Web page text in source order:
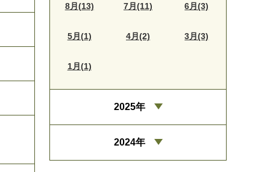
8月(13) 7月(11) 6月(3)
5月(1) 4月(2) 3月(3)
1月(1)
2025年
2024年